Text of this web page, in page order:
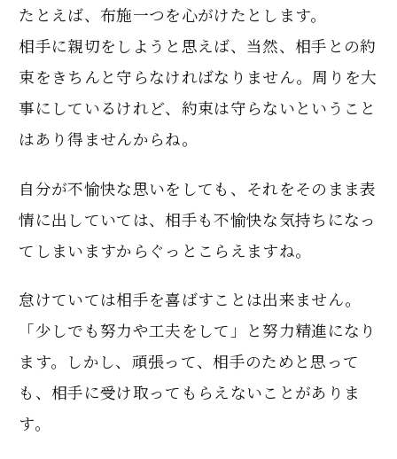
たとえば、布施一つを心がけたとします。
相手に親切をしようと思えば、当然、相手との約
束をきちんと守らなければなりません。周りを大
事にしているけれど、約束は守らないということ
はあり得ませんからね。
自分が不愉快な思いをしても、それをそのまま表
情に出していては、相手も不愉快な気持ちになっ
てしまいますからぐっとこらえますね。
怠けていては相手を喜ばすことは出来ません。
「少しでも努力や工夫をして」と努力精進になり
ます。しかし、頑張って、相手のためと思って
も、相手に受け取ってもらえないことがありま
す。